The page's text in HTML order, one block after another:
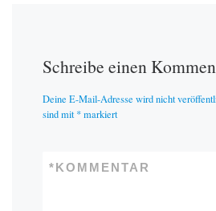
Schreibe einen
Deine E-Mail-Adresse wird nicht
sind mit*markiert
KOMMENTAR
*